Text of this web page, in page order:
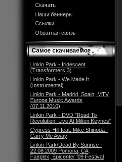
Скачать
Наши баннеры
Ссылки
Обратная связь
Самое скачиваемое
Linkin Park - Iridescent
(Transformers 3)
Linkin Park - We Made It
(Instrumental)
Linkin Park - Madrid, Spain, MTV
Europe Music Awards
(07.11.2010)
Linkin Park - DVD "Road To
Revolution: Live At Milton Keynes"
Cypress Hill feat. Mike Shinoda -
Carry Me Away
Linkin Park/Dead By Sunrise -
22.08.2009 Pomona, CA,
Fairplex, Epicenter '09 Festival